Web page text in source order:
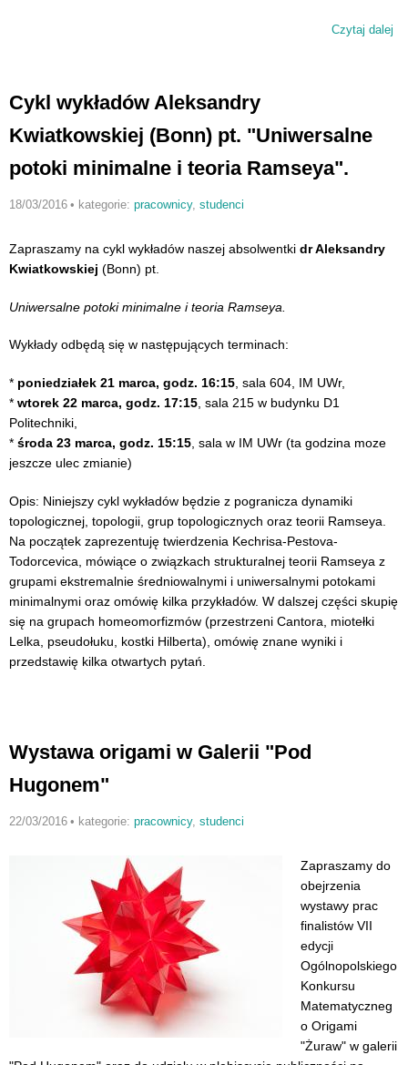
Czytaj dalej
Cykl wykładów Aleksandry
Kwiatkowskiej (Bonn) pt. "Uniwersalne
potoki minimalne i teoria Ramseya".
18/03/2016 • kategorie: pracownicy, studenci
Zapraszamy na cykl wykładów naszej absolwentki dr Aleksandry
Kwiatkowskiej (Bonn) pt.
Uniwersalne potoki minimalne i teoria Ramseya.
Wykłady odbędą się w następujących terminach:
* poniedziałek 21 marca, godz. 16:15 , sala 604, IM UWr,
* wtorek 22 marca, godz. 17:15 , sala 215 w budynku D1
Politechniki,
* środa 23 marca, godz. 15:15 , sala w IM UWr (ta godzina moze
jeszcze ulec zmianie)
Opis: Niniejszy cykl wykładów będzie z pogranicza dynamiki
topologicznej, topologii, grup topologicznych oraz teorii Ramseya.
Na początek zaprezentuję twierdzenia Kechrisa-Pestova-
Todorcevica, mówiące o związkach strukturalnej teorii Ramseya z
grupami ekstremalnie średniowalnymi i uniwersalnymi potokami
minimalnymi oraz omówię kilka przykładów. W dalszej części skupię
się na grupach homeomorfizmów (przestrzeni Cantora, miotełki
Lelka, pseudołuku, kostki Hilberta), omówię znane wyniki i
przedstawię kilka otwartych pytań.
Wystawa origami w Galerii "Pod
Hugonem"
22/03/2016 • kategorie: pracownicy, studenci
Zapraszamy do
obejrzenia
wystawy prac
finalistów VII
edycji
Ogólnopolskiego
Konkursu
Matematyczneg
o Origami
"Żuraw" w galerii